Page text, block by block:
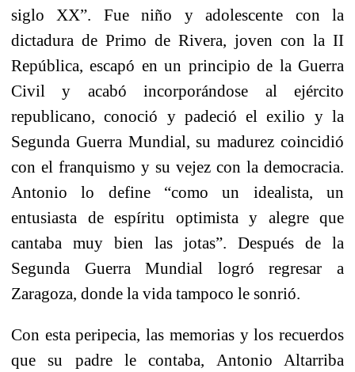
siglo XX”. Fue niño y adolescente con la
dictadura de Primo de Rivera, joven con la II
República, escapó en un principio de la Guerra
Civil y acabó incorporándose al ejército
republicano, conoció y padeció el exilio y la
Segunda Guerra Mundial, su madurez coincidió
con el franquismo y su vejez con la democracia.
Antonio lo define “como un idealista, un
entusiasta de espíritu optimista y alegre que
cantaba muy bien las jotas”. Después de la
Segunda Guerra Mundial logró regresar a
Zaragoza, donde la vida tampoco le sonrió.
Con esta peripecia, las memorias y los recuerdos
que su padre le contaba, Antonio Altarriba